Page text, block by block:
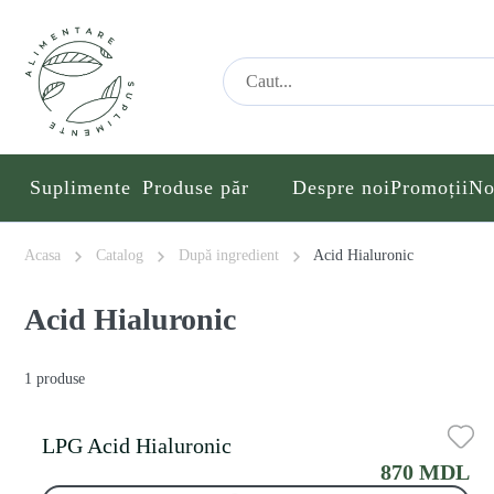
Suplimente Produse păr Despre noiPromoții
Acasa Catalog După ingredient Acid Hialuronic
Acid Hialuronic
1 produse
LPG Acid Hialuronic
870 MDL